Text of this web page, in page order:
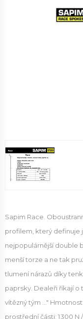
Sapim Race.
profilem, který definuje
nejpopulárnější double
menší torze a ne tak
tlumení nárazů díky
paprsky. Dealeři říkají
vítězný tým ..."
prostřední části: 1300 N